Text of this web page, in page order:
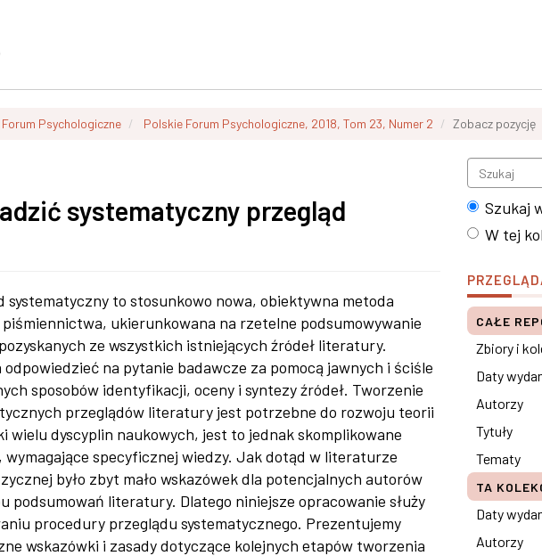
Psychologiczne Polskie Forum Psychologiczne, 2018, Tom 23, Numer 2 Zobacz pozycję
systematyczny przegląd
systematyczny to stosunkowo nowa, obiektywna metoda
piśmiennictwa, ukierunkowana na rzetelne podsumowywanie
ze wszystkich istniejących źródeł literatury.
odpowiedzieć na pytanie badawcze za pomocą jawnych i ściśle
sposobów identyfikacji, oceny i syntezy źródeł. Tworzenie
przeglądów literatury jest potrzebne do rozwoju teorii
wielu dyscyplin naukowych, jest to jednak skomplikowane
wymagające specyficznej wiedzy. Jak dotąd w literaturze
było zbyt mało wskazówek dla potencjalnych autorów
podsumowań literatury. Dlatego niniejsze opracowanie służy
procedury przeglądu systematycznego. Prezentujemy
wskazówki i zasady dotyczące kolejnych etapów tworzenia
Szukaj
W tej
CAŁE
Zbiory i
Daty
Autorzy
Tytuły
Tematy
TA
Daty
Autorzy